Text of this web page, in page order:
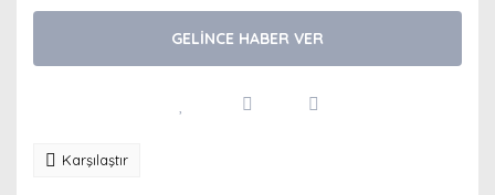
GELİNCE HABER VER
Karşılaştır